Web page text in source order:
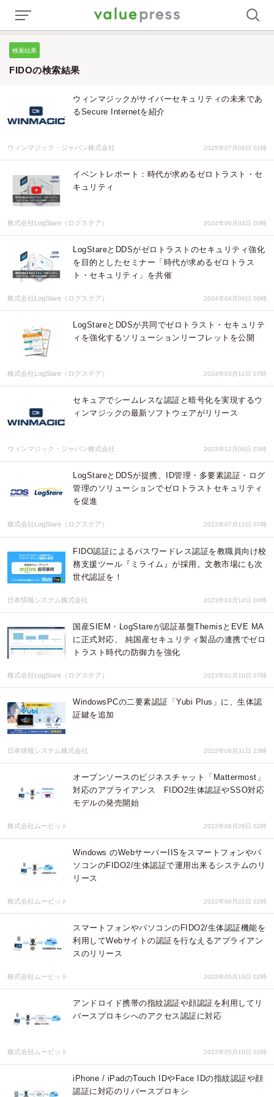
検索結果
FIDOの検索結果
ウィンマジックがサイバーセキュリティの未来であ
るSecure Internetを紹介
ウィンマジック・ジャパン株式会社 2025年07月09日 01時
イベントレポート：時代が求めるゼロトラスト・セ
キュリティ
株式会社LogStare（ログステア） 2024年06月04日 00時
LogStareとDDSがゼロトラストのセキュリティ強化
を目的としたセミナー「時代が求めるゼロトラス
ト・セキュリティ」を共催
株式会社LogStare（ログステア） 2024年04月09日 00時
LogStareとDDSが共同でゼロトラスト・セキュリテ
ィを強化するソリューションリーフレットを公開
株式会社LogStare（ログステア） 2024年03月12日 07時
セキュアでシームレスな認証と暗号化を実現するウ
ィンマジックの最新ソフトウェアがリリース
ウィンマジック・ジャパン株式会社 2023年12月08日 03時
LogStareとDDSが提携、ID管理・多要素認証・ログ
管理のソリューションでゼロトラストセキュリティ
を促進
株式会社LogStare（ログステア） 2023年07月12日 07時
FIDO認証によるパスワードレス認証を教職員向け校
務支援ツール『ミライム』が採用。文教市場にも次
世代認証を！
日本情報システム株式会社 2023年03月14日 00時
国産SIEM・LogStareが認証基盤ThemisとEVE MA
に正式対応、 純国産セキュリティ製品の連携でゼロ
トラスト時代の防御力を強化
株式会社LogStare（ログステア） 2023年01月10日 07時
WindowsPCの二要素認証「Yubi Plus」に、生体認
証鍵を追加
日本情報システム株式会社 2022年08月31日 23時
オープンソースのビジネスチャット「Mattermost」
対応のアプライアンス FIDO2生体認証やSSO対応
モデルの発売開始
株式会社ムービット 2022年08月26日 02時
Windows のWebサーバーIISをスマートフォンやパ
ソコンのFIDO2/生体認証で運用出来るシステムのリ
リース
株式会社ムービット 2022年06月22日 02時
スマートフォンやパソコンのFIDO2/生体認証機能を
利用してWebサイトの認証を行なえるアプライアン
スのリリース
株式会社ムービット 2022年05月19日 02時
アンドロイド携帯の指紋認証や顔認証を利用してリ
バースプロキシへのアクセス認証に対応
株式会社ムービット 2022年05月10日 02時
iPhone / iPadのTouch IDやFace IDの指紋認証や顔
認証に対応のリバースプロキシ